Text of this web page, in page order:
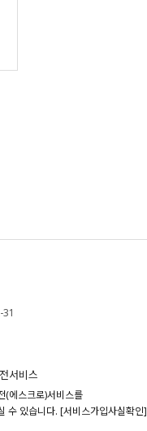
서비스
(에스크로)서비스를
수 있습니다. [서비스가입사실확인]